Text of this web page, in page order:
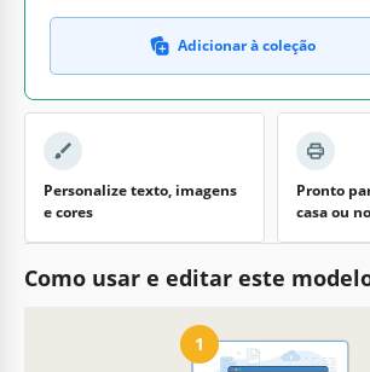
Adicionar à coleção
Personalize texto, imagens
e cores
Pronto
casa ou
Como usar e editar este
1